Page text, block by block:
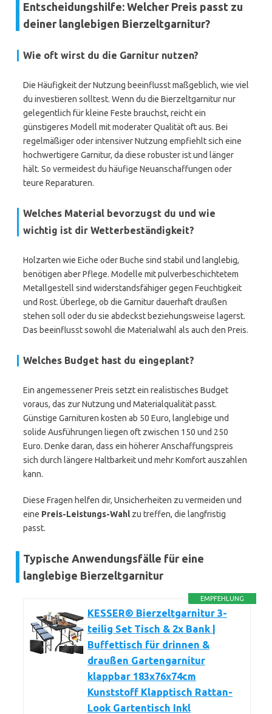
Entscheidungshilfe: Welcher Preis passt zu
deiner langlebigen Bierzeltgarnitur?
Wie oft wirst du die Garnitur nutzen?
Die Häufigkeit der Nutzung beeinflusst maßgeblich, wie viel
du investieren solltest. Wenn du die Bierzeltgarnitur nur
gelegentlich für kleine Feste brauchst, reicht ein
günstigeres Modell mit moderater Qualität oft aus. Bei
regelmäßiger oder intensiver Nutzung empfiehlt sich eine
hochwertigere Garnitur, da diese robuster ist und länger
hält. So vermeidest du häufige Neuanschaffungen oder
teure Reparaturen.
Welches Material bevorzugst du und wie
wichtig ist dir Wetterbeständigkeit?
Holzarten wie Eiche oder Buche sind stabil und langlebig,
benötigen aber Pflege. Modelle mit pulverbeschichtetem
Metallgestell sind widerstandsfähiger gegen Feuchtigkeit
und Rost. Überlege, ob die Garnitur dauerhaft draußen
stehen soll oder du sie abdeckst beziehungsweise lagerst.
Das beeinflusst sowohl die Materialwahl als auch den Preis.
Welches Budget hast du eingeplant?
Ein angemessener Preis setzt ein realistisches Budget
voraus, das zur Nutzung und Materialqualität passt.
Günstige Garnituren kosten ab 50 Euro, langlebige und
solide Ausführungen liegen oft zwischen 150 und 250
Euro. Denke daran, dass ein höherer Anschaffungspreis
sich durch längere Haltbarkeit und mehr Komfort auszahlen
kann.
Diese Fragen helfen dir, Unsicherheiten zu vermeiden und
eine Preis-Leistungs-Wahlzu treffen, die langfristig
passt.
Typische Anwendungsfälle für eine
langlebige Bierzeltgarnitur
EMPFEHLUNG
KESSER® Bierzeltgarnitur 3-
teilig Set Tisch & 2x Bank |
Buffettisch für drinnen &
draußen Gartengarnitur
klappbar 183x76x74cm
Kunststoff Klapptisch Rattan-
Look Gartentisch Inkl